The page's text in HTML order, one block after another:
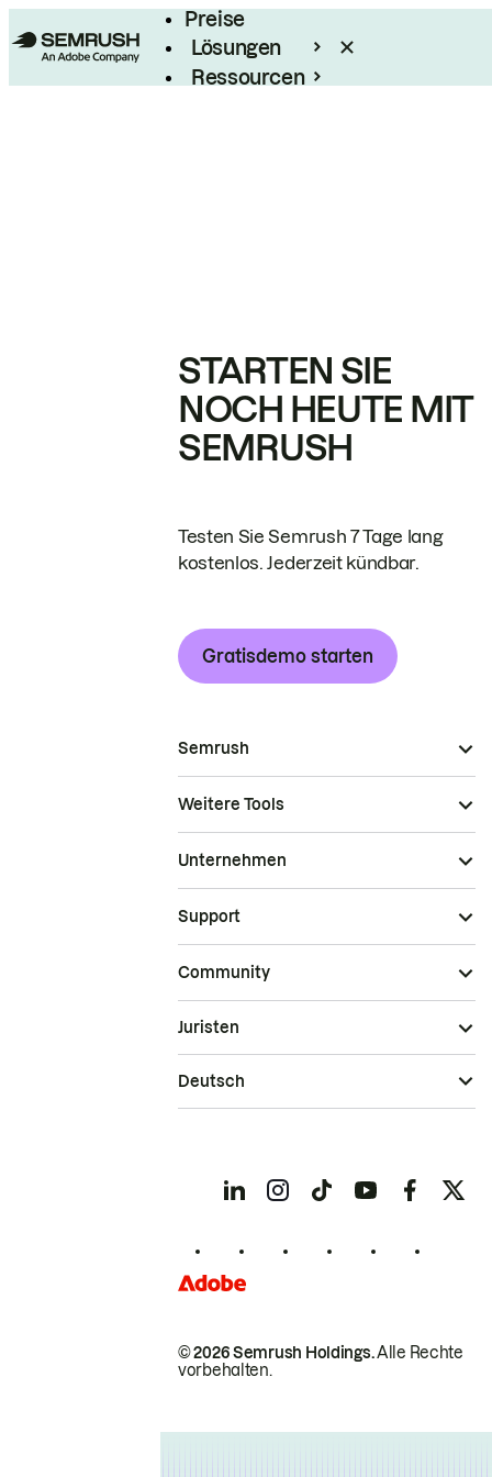
Preise
Lösungen
Ressourcen
STARTEN SIE
NOCH HEUTE MIT
SEMRUSH
Testen Sie Semrush 7 Tage lang
kostenlos. Jederzeit kündbar.
Gratisdemo starten
Semrush
Weitere Tools
Unternehmen
Support
Community
© 2026 Semrush Holdings.Alle Rechte
vorbehalten.
Juristen
Deutsch